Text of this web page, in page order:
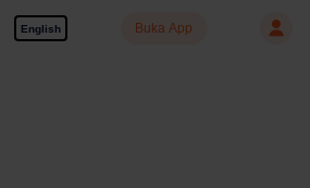
English Buka App